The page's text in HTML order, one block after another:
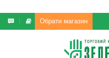
Обрати магазин